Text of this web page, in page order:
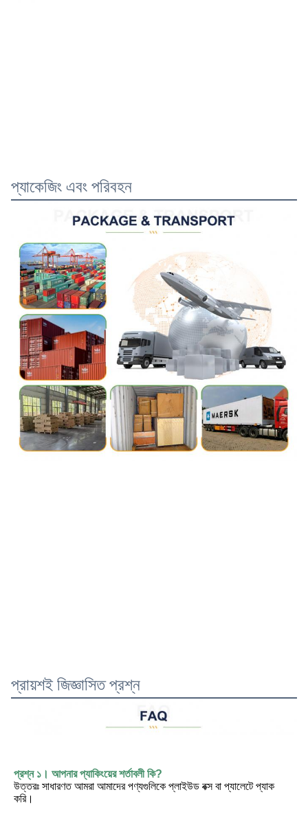
প্যাকেজিং এবং পরিবহন
প্রায়শই জিজ্ঞাসিত প্রশ্ন
প্রশ্ন ১। আপনার প্যাকিংয়ের শর্তাবলী কি?
উত্তরঃ সাধারণত আমরা আমাদের পণ্যগুলিকে প্লাইউড বক্স বা প্যালেটে প্যাক
করি।